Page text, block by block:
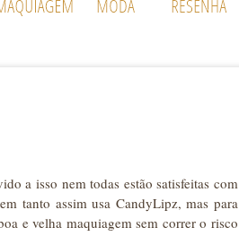
a isso nem todas estão satisfeitas com
tanto assim usa CandyLipz, mas para
e velha maquiagem sem correr o risco